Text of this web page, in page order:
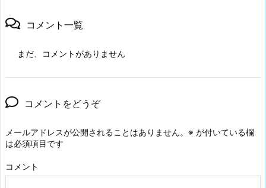
コメント一覧
まだ、コメントがありません
コメントをどうぞ
メールアドレスが公開されることはありません。 ※ が付いている欄
は必須項目です
コメント